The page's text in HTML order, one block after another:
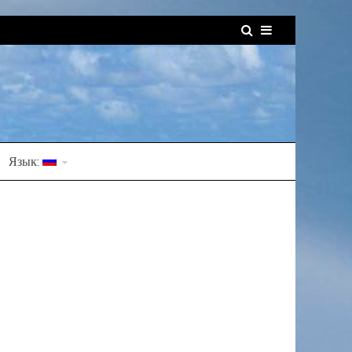
Язык: